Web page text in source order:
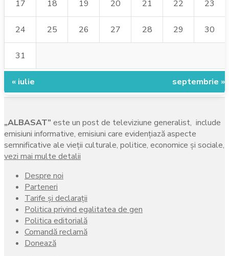
17 18 19 20 21 22 23
24 25 26 27 28 29 30
31
« iulie septembrie »
„ALBASAT” este un post de televiziune generalist, include
emisiuni informative, emisiuni care evidenţiază aspecte
semnificative ale vieţii culturale, politice, economice şi sociale,
vezi mai multe detalii
Despre noi
Parteneri
Tarife și declarații
Politica privind egalitatea de gen
Politica editorială
Comandă reclamă
Donează